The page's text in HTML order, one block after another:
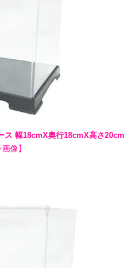
ス 幅18cmX奥行18cmX高さ20cm
像】